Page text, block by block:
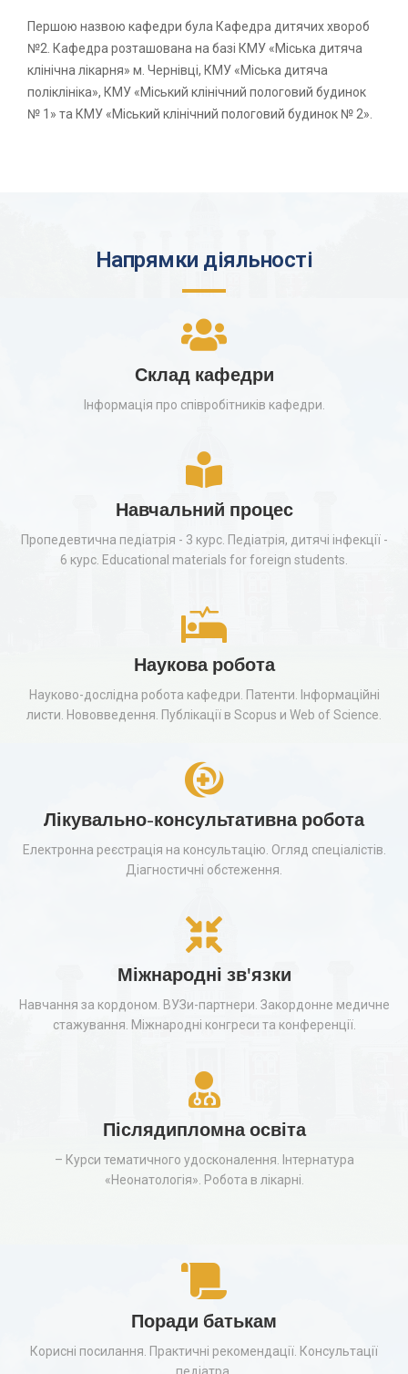
Першою назвою кафедри була Кафедра дитячих хвороб
№2. Кафедра розташована на базi КМУ «Мiська дитяча
клінічна лікарня» м. Чернівці, КМУ «Мiська дитяча
полiклiнiка», КМУ «Міський клінічний пологовий будинок
№ 1» та КМУ «Міський клінічний пологовий будинок № 2».
Напрямки діяльності
Склад кафедри
Інформація про співробітників кафедри.
Навчальний процес
Пропедевтична педіатрія - 3 курс. Педіатрія, дитячі інфекції -
6 курс. Educational materials for foreign students.
Наукова робота
Науково-дослідна робота кафедри. Патенти. Інформаційні
листи. Нововведення. Публікації в Scopus и Web of Science.
Лікувально-консультативна робота
Електронна реєстрація на консультацію. Огляд спеціалістів.
Діагностичні обстеження.
Міжнародні зв'язки
Навчання за кордоном. ВУЗи-партнери. Закордонне медичне
стажування. Міжнародні конгреси та конференції.
Післядипломна освіта
– Курси тематичного удосконалення. Інтернатура
«Неонатологія». Робота в лікарні.
Поради батькам
Корисні посилання. Практичні рекомендації. Консультації